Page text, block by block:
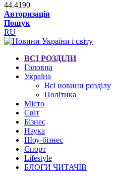
44.4190
Авторизація
Пошук
RU
ВСІ РОЗДІЛИ
Головна
Україна
Всі новини розділу
Політика
Місто
Світ
Бізнес
Наука
Шоу-бізнес
Спорт
Lifestyle
БЛОГИ ЧИТАЧІВ